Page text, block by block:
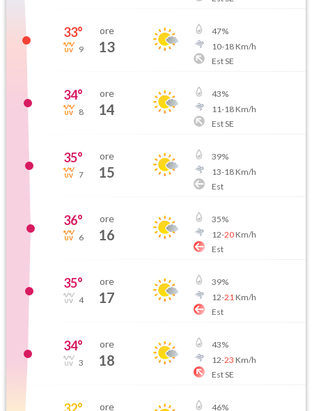
33°
9
ore
13
47%
10-18Km/h
Est SE
34°
8
ore
14
43%
11-18Km/h
Est SE
35°
7
ore
15
39%
13-18Km/h
Est
36°
6
ore
16
35%
12-20Km/h
Est
35°
4
ore
17
39%
12-21 Km/h
Est
34°
3
ore
18
43%
12-23 Km/h
Est SE
ore 46%